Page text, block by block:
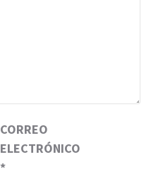
CORREO
ELECTRÓNICO
*